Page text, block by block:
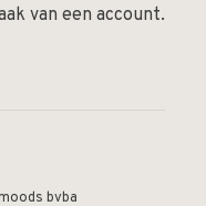
van een account.
bvba